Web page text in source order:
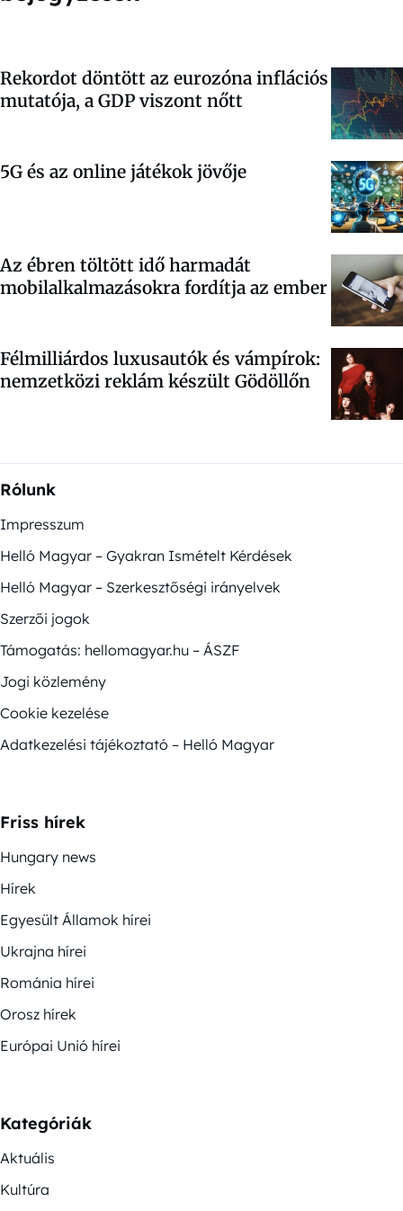
Rekordot döntött az eurozóna inflációs
mutatója, a GDP viszont nőtt
5G és az online játékok jövője
Az ébren töltött idő harmadát
mobilalkalmazásokra fordítja az ember
Félmilliárdos luxusautók és vámpírok:
nemzetközi reklám készült Gödöllőn
Rólunk
Impresszum
Helló Magyar – Gyakran Ismételt Kérdések
Helló Magyar – Szerkesztőségi irányelvek
Szerzői jogok
Támogatás: hellomagyar.hu – ÁSZF
Jogi közlemény
Cookie kezelése
Adatkezelési tájékoztató – Helló Magyar
Friss hírek
Hungary news
Hírek
Egyesült Államok hírei
Ukrajna hírei
Románia hírei
Orosz hírek
Európai Unió hírei
Kategóriák
Aktuális
Kultúra